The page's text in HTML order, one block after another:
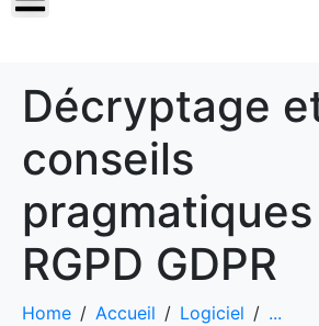
Décryptage
conseils
RGPD GDPR
Home Accueil Logiciel
...